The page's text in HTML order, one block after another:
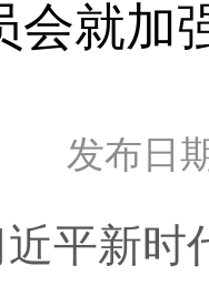
会就加
发布日
平新时